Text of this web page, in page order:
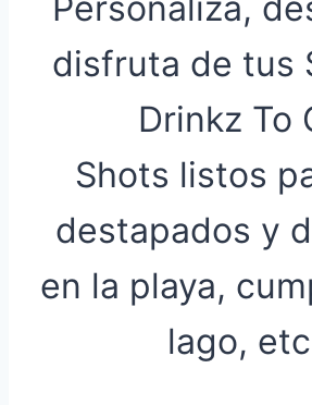
disfruta de tus
Drinkz To
Shots listos
destapados y
en la playa,
lago,